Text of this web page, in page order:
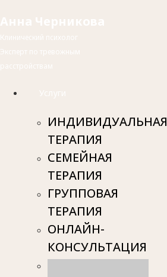
ИНДИВИДУАЛЬНАЯ
ТЕРАПИЯ
СЕМЕЙНАЯ
ТЕРАПИЯ
ГРУППОВАЯ
ТЕРАПИЯ
ОНЛАЙН-
КОНСУЛЬТАЦИЯ